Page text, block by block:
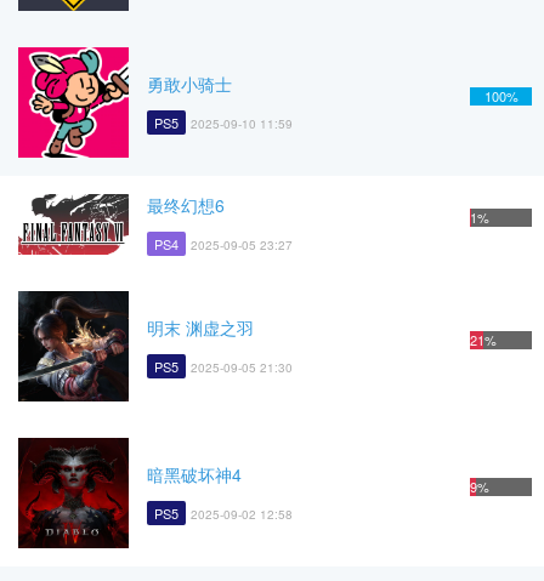
勇敢小骑士
PS5 2025-09-10 11:59
100%
最终幻想6
PS4 2025-09-05 23:27
1%
明末 渊虚之羽
PS5 2025-09-05 21:30
21%
暗黑破坏神4
PS5 2025-09-02 12:58
9%